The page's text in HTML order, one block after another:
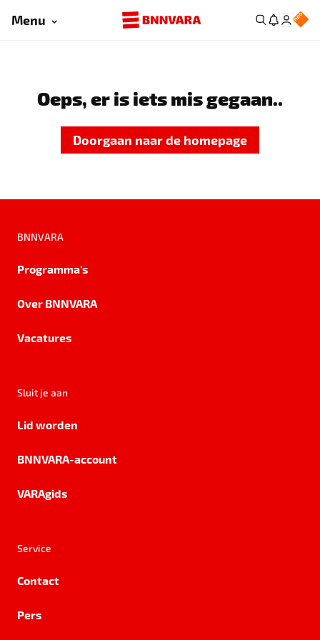
Menu
Oeps, er is iets mis gegaan..
Doorgaan naar de homepage
BNNVARA
Programma's
Over BNNVARA
Vacatures
Sluit je aan
Lid worden
BNNVARA-account
VARAgids
Service
Contact
Pers